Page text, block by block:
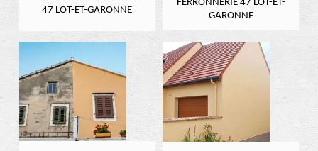
47 LOT-ET-GARONNE
FERRONNERIE 47 LOT-ET-
GARONNE